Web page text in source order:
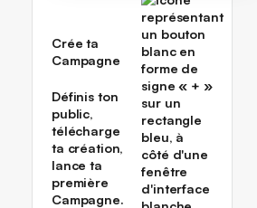
Crée ta
Campagne
Définis ton
public,
télécharge
ta création,
lance ta
première
Campagne.